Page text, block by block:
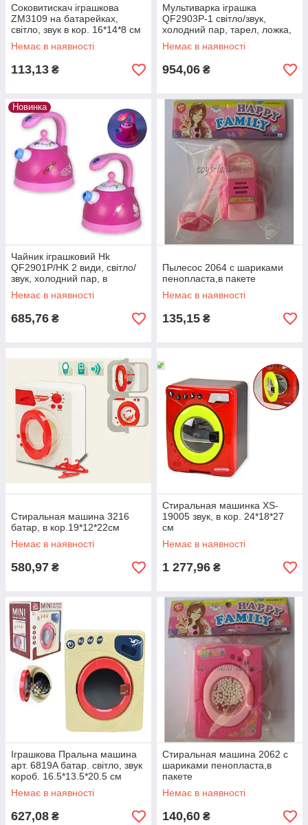
Соковитискач іграшкова
ZM3109 на батарейках,
світло, звук в кор. 16*14*8 см
Немає в наявності
113,13 ₴
Мультиварка іграшка
QF2903P-1 світло/звук,
холодний пар, тарел, ложка,
в кор.20,5*16*19см
Немає в наявності
954,06 ₴
Новинка
Чайник іграшковий Hk
QF2901P/HK 2 види, світло/
звук, холодний пар, в
кор.21,5*16,5*21см
Немає в наявності
685,76 ₴
Пылесос 2064 с шариками
пенопласта,в пакете
Немає в наявності
135,15 ₴
Стиральная машина 3216
батар, в кор.19*12*22см
Немає в наявності
580,97 ₴
Стиральная машинка XS-
19005 звук, в кор. 24*18*27
см
Немає в наявності
1 277,96 ₴
Іграшкова Пральна машина
арт. 6819A батар. світло, звук
короб. 16.5*13.5*20.5 см
Немає в наявності
627,08 ₴
Стиральная машина 2062 с
шариками пенопласта,в
пакете
Немає в наявності
140,60 ₴